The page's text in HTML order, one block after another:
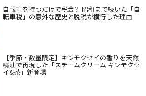
自転車を持つだけで税金？ 昭和まで続いた「自
転車税」の意外な歴史と脱税が横行した理由
【季節・数量限定】キンモクセイの香りを天然
精油で再現した「スチームクリーム キンモクセ
イ&茶」新登場